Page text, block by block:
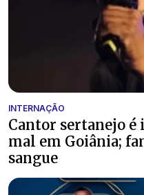
INTERNAÇÃO
Cantor sertanejo é
mal em Goiânia;
sangue